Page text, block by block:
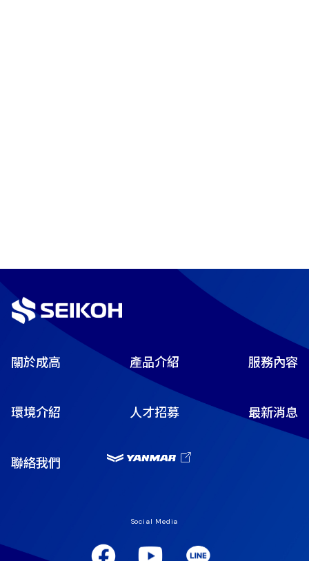
關於成高 產品介紹 服務內容
環境介紹 人才招募 最新消息
聯絡我們
Social Media